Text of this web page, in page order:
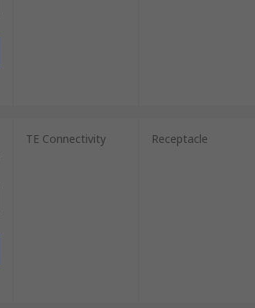
TE Connectivity Receptacle